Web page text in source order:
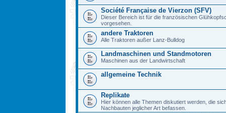
Société Française de Vierzon (SFV)
Dieser Bereich ist für die französischen
vorgesehen.
andere Traktoren
Alle Traktoren außer Lanz-Bulldog
Landmaschinen und Standmotoren
Maschinen aus der Landwirtschaft
allgemeine Technik
Replikate
Hier können alle Themen diskutiert werden, die
Nachbauten jeglicher Art befassen.